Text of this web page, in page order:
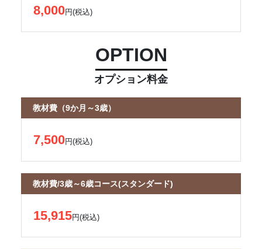
8,000円(税込)
OPTION
オプション料金
教材費（9か月～3歳）
7,500円(税込)
教材費/3歳～6歳コース(スタンダード)
15,915円(税込)